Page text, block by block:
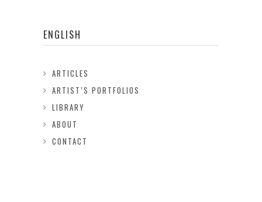
ENGLISH
ARTICLES
ARTIST’S PORTFOLIOS
LIBRARY
ABOUT
CONTACT